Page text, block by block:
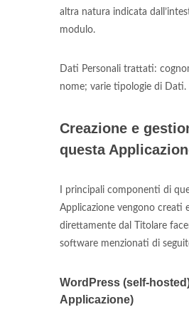
altra natura indicata
modulo.
Dati Personali trattati:
nome; varie tipologie di Dati.
Creazione e
questa
I principali componenti di
Applicazione vengono creati
direttamente dal Titolare
software menzionati di
WordPress (self-
Applicazione)